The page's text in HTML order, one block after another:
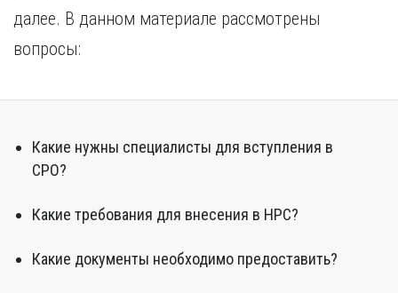
далее. В данном материале рассмотрены
вопросы:
Какие нужны специалисты для вступления в
СРО?
Какие требования для внесения в НРС?
Какие документы необходимо предоставить?